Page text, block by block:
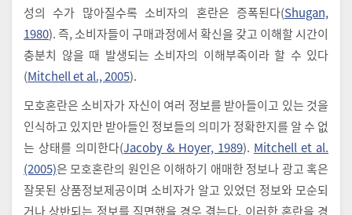
성의 수가 많아질수록 소비자의 혼란은 증폭된다(Shugan,
1980). 즉, 소비자들이 구매과정에서 확신을 갖고 이해할 시간이
충분치 않을 때 발생되는 소비자의 이해부족이라 할 수 있다
(Mitchell et al., 2005).
모호혼란은 소비자가 자신이 여러 정보를 받아들이고 있는 것을
인식하고 있지만 받아들인 정보들의 의미가 정확한지를 알 수 없
는 상태를 의미한다(Jacoby & Hoyer, 1989). Mitchell et al.
(2005)은 모호혼란의 원인은 이해하기 애매한 정보나 광고 혹은
잘못된 상품정보제공이며 소비자가 알고 있었던 정보와 모순되
거나 상반되는 정보를 직면했을 경우 겪는다. 이러한 혼란을 경